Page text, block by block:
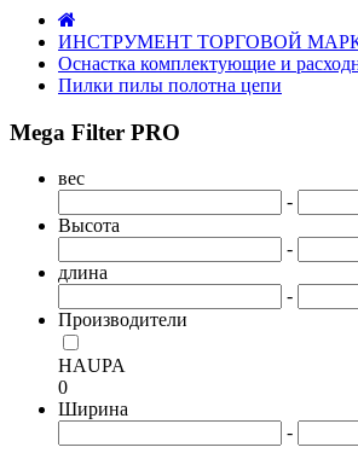
ИНСТРУМЕНТ ТОРГОВОЙ
Оснастка комплектующие и
Пилки пилы полотна цепи
Mega Filter PRO
вес
-
Высота
-
длина
-
Производители
HAUPA
0
Ширина
-